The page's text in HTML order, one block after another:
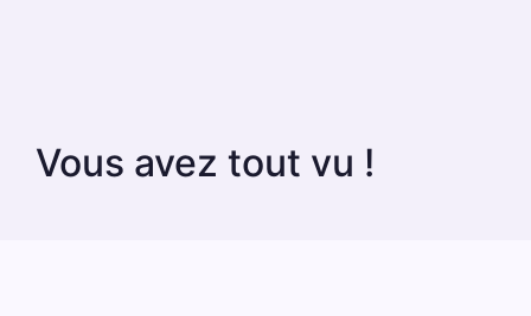
Vous avez tout vu !